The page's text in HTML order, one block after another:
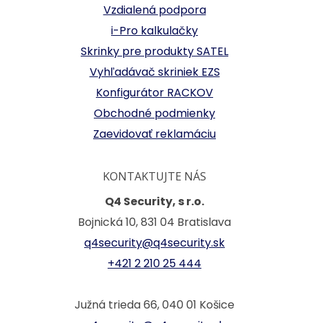
Vzdialená podpora
i-Pro kalkulačky
Skrinky pre produkty SATEL
Vyhľadávač skriniek EZS
Konfigurátor RACKOV
Obchodné podmienky
Zaevidovať reklamáciu
KONTAKTUJTE NÁS
Q4 Security, s r.o.
Bojnická 10, 831 04 Bratislava
q4security@q4security.sk
+421 2 210 25 444
Južná trieda 66, 040 01 Košice